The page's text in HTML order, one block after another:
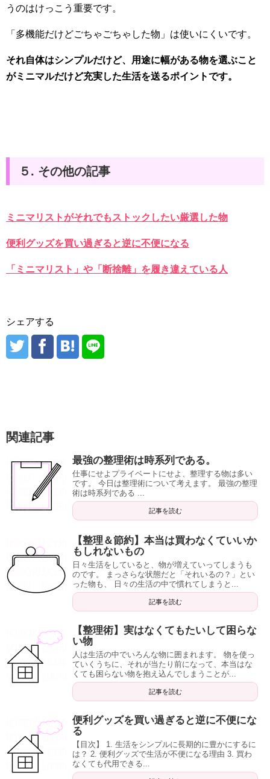
うのはけっこう重要です。
「多機能だけどごちゃごちゃした物」は使いにくいです。
それ自体はシンプルだけど、用途に幅がある物を選ぶこと
がミニマルだけど充実した生活を送るポイントです。
５. その他の記事
ミニマリストがそれでもストックしたい厳選した物
便利グッズを買い過ぎると逆に不便になる
「ミニマリスト」や「断捨離」を履き違えている人
シェアする
関連記事
最強の整理術は時系列である。
仕事にせよプライベートにせよ、整理する物は多い
です。 今日は整理術について考えます。 最強の整理
術は時系列である ...
記事を読む
【整理＆節約】本当は買わなくていいか
もしれないもの
日々生活をしていると、物が増えていってしまうも
のです。 まっさらな状態だと「それいるの？」とい
った物も、 日々の生活の中で慣れてしまうと...
記事を読む
【整理術】実はなくてもたいして困らな
い物
人は生活の中でいろんな物に囲まれます。 物を使っ
ていくうちに、それが当たり前になって、本当はな
くても困らない物を抱え込んでしまうことが...
記事を読む
便利グッズを買い過ぎると逆に不便にな
る
【目次】 1. 生活をシンプルに長期的に豊かにするに
は？ 2. 便利グッズで生活が不便になる理由 3. 買わ
なくても代用できる...